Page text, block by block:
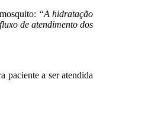
“A hidratação
de atendimento dos
paciente a ser atendida